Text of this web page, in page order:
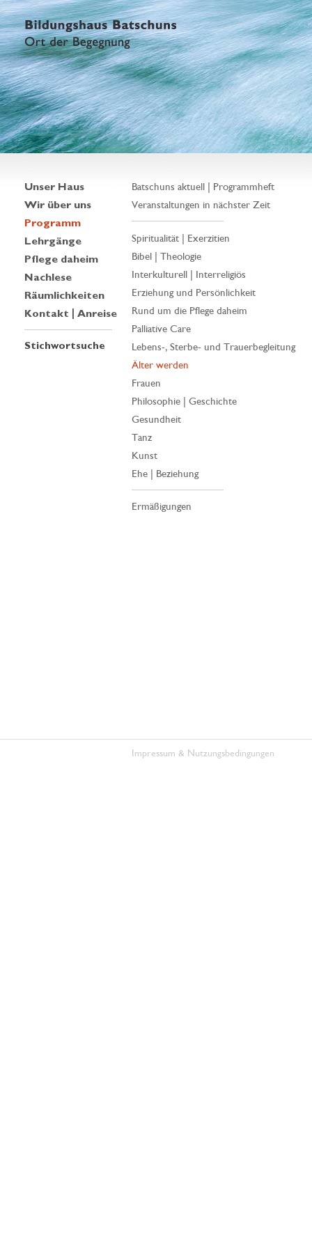
Unser Haus
Wir über uns
Programm
Lehrgänge
Pflege daheim
Nachlese
Räumlichkeiten
Kontakt | Anreise
Stichwortsuche
Batschuns aktuell | Programmheft
Veranstaltungen in nächster Zeit
Spiritualität | Exerzitien
Bibel | Theologie
Interkulturell | Interreligiös
Erziehung und Persönlichkeit
Rund um die Pflege daheim
Palliative Care
Lebens-, Sterbe- und Trauerbegleitung
Älter werden
Frauen
Philosophie | Geschichte
Gesundheit
Tanz
Kunst
Ehe | Beziehung
Ermäßigungen
Impressum & Nutzungsbedingungen